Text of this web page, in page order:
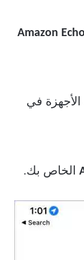
الأجهزة في
الخاص بك.